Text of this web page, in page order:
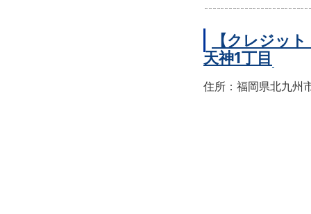
【クレジッ
天神1丁目
住所：福岡県北九州